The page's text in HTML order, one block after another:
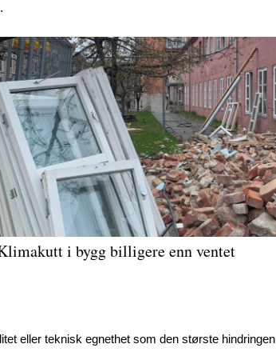
i bygg billigere enn ventet
eller teknisk egnethet som den største hindringen